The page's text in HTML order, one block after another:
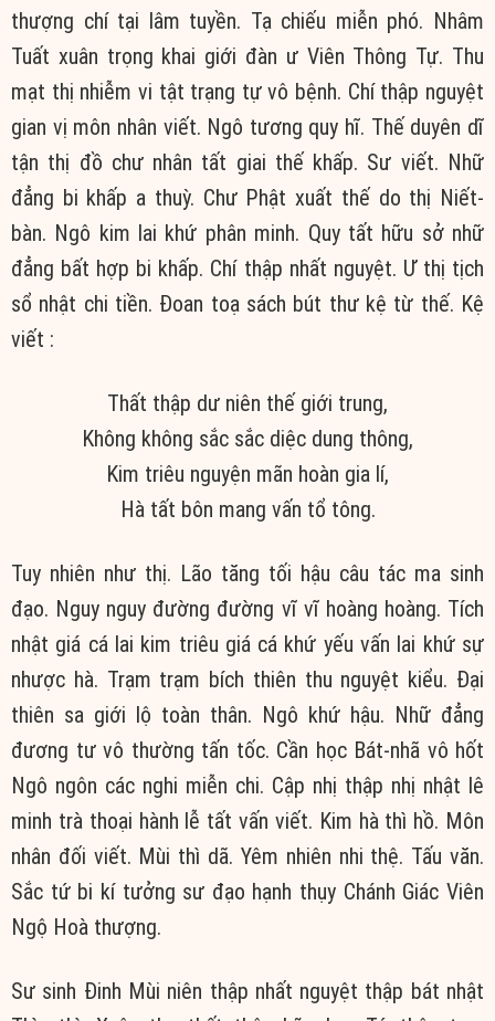
thượng chí tại lâm tuyền. Tạ chiếu miễn phó. Nhâm
Tuất xuân trọng khai giới đàn ư Viên Thông Tự. Thu
mạt thị nhiễm vi tật trạng tự vô bệnh. Chí thập nguyệt
gian vị môn nhân viết. Ngô tương quy hĩ. Thế duyên dĩ
tận thị đồ chư nhân tất giai thế khấp. Sư viết. Nhữ
đẳng bi khấp a thuỳ. Chư Phật xuất thế do thị Niết-
bàn. Ngô kim lai khứ phân minh. Quy tất hữu sở nhữ
đẳng bất hợp bi khấp. Chí thập nhất nguyệt. Ư thị tịch
sổ nhật chi tiền. Đoan toạ sách bút thư kệ từ thế. Kệ
viết :
Thất thập dư niên thế giới trung,
Không không sắc sắc diệc dung thông,
Kim triêu nguyện mãn hoàn gia lí,
Hà tất bôn mang vấn tổ tông.
Tuy nhiên như thị. Lão tăng tối hậu câu tác ma sinh
đạo. Nguy nguy đường đường vĩ vĩ hoàng hoàng. Tích
nhật giá cá lai kim triêu giá cá khứ yếu vấn lai khứ sự
nhược hà. Trạm trạm bích thiên thu nguyệt kiểu. Đại
thiên sa giới lộ toàn thân. Ngô khứ hậu. Nhữ đẳng
đương tư vô thường tấn tốc. Cần học Bát-nhã vô hốt
Ngô ngôn các nghi miễn chi. Cập nhị thập nhị nhật lê
minh trà thoại hành lễ tất vấn viết. Kim hà thì hồ. Môn
nhân đối viết. Mùi thì dã. Yêm nhiên nhi thệ. Tấu văn.
Sắc tứ bi kí tưởng sư đạo hạnh thụy Chánh Giác Viên
Ngộ Hoà thượng.
Sư sinh Đinh Mùi niên thập nhất nguyệt thập bát nhật